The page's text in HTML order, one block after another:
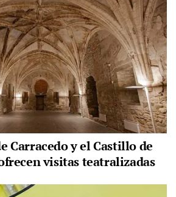
Carracedo y el Castillo de
visitas teatralizadas